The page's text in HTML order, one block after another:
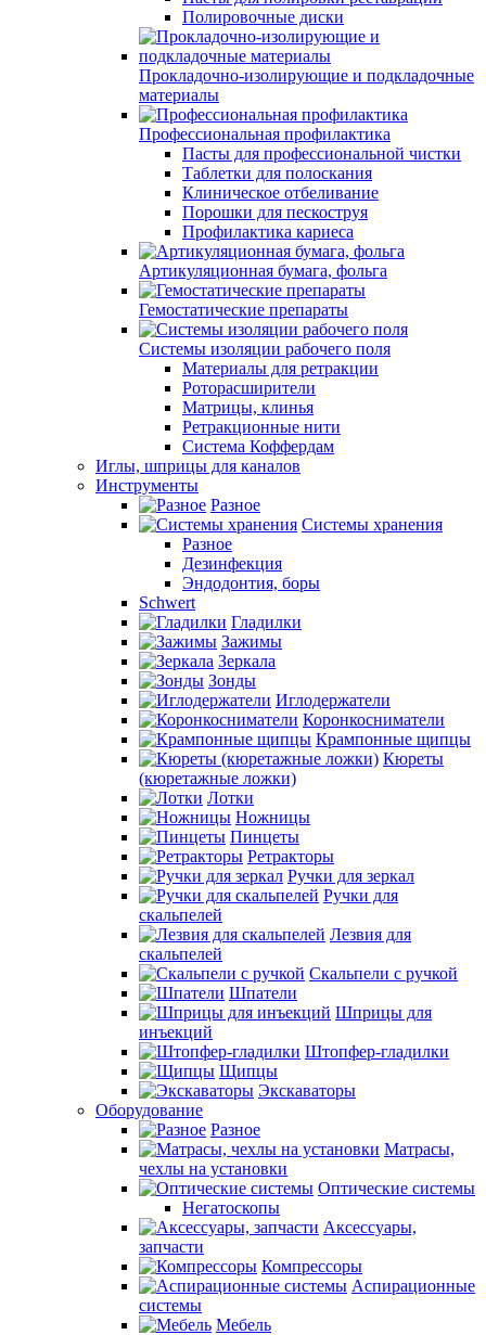
Полировочные диски
Прокладочно-изолирующие и подкладочные
материалы
Профессиональная профилактика
Пасты для профессиональной чистки
Таблетки для полоскания
Клиническое отбеливание
Порошки для пескоструя
Профилактика кариеса
Артикуляционная бумага, фольга
Гемостатические препараты
Системы изоляции рабочего поля
Материалы для ретракции
Роторасширители
Матрицы, клинья
Ретракционные нити
Система Коффердам
Иглы, шприцы для каналов
Инструменты
Разное
Системы хранения
Разное
Дезинфекция
Эндодонтия, боры
Schwert
Гладилки
Зажимы
Зеркала
Зонды
Иглодержатели
Коронкосниматели
Крампонные щипцы
Кюреты
(кюретажные ложки)
Лотки
Ножницы
Пинцеты
Ретракторы
Ручки для зеркал
Ручки для
скальпелей
Лезвия для
скальпелей
Скальпели с ручкой
Шпатели
Шприцы для
инъекций
Штопфер-гладилки
Щипцы
Экскаваторы
Оборудование
Разное
Матрасы,
чехлы на установки
Оптические системы
Негатоскопы
Аксессуары,
запчасти
Компрессоры
Аспирационные
системы
Мебель